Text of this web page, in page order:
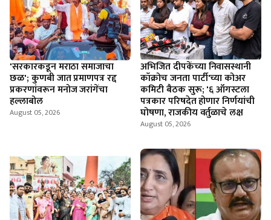
'सरकारकडून मराठा समाजाचा
छळ'; कुणबी जात प्रमाणपत्र रद्द
प्रकरणांवरून मनोज जरांगेंचा
हल्लाबोल
August 05, 2026
अभिजित दीपकेंच्या निवासस्थानी
कॉक्रोच जनता पार्टी'च्या कोअर
कमिटी बैठक सुरू; '६ ऑगस्टला
पत्रकार परिषदेत होणार निर्णयांची
घोषणा, राजकीय वर्तुळाचे लक्ष
August 05, 2026